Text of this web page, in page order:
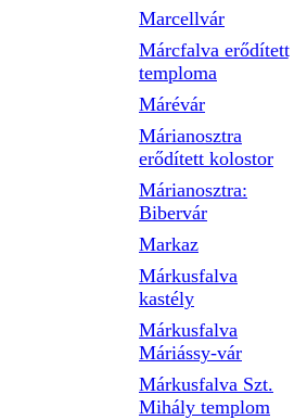
Marcellvár
Márcfalva erődített
temploma
Márévár
Márianosztra
erődített kolostor
Márianosztra:
Bibervár
Markaz
Márkusfalva
kastély
Márkusfalva
Máriássy-vár
Márkusfalva Szt.
Mihály templom